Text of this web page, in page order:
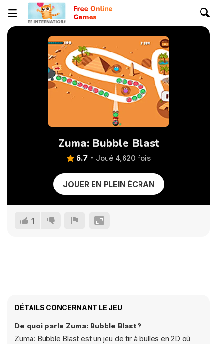
Zuma: Bubble Blast
6.7 Joué 4,620 fois
JOUER EN PLEIN ÉCRAN
1
DÉTAILS CONCERNANT LE JEU
De quoi parle Zuma: Bubble Blast ?
Zuma: Bubble Blast est un jeu de tir à bulles en 2D où